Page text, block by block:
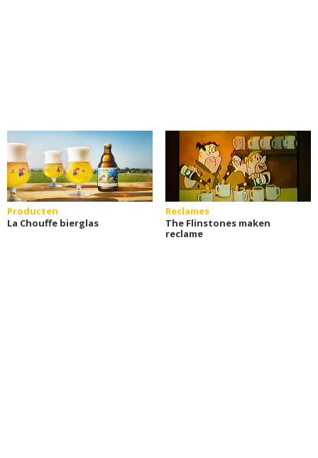
Producten
La Chouffe bierglas
Reclames
The Flinstones maken
reclame